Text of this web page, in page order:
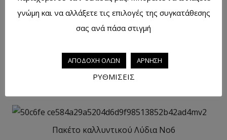
Πακέτο καλλυντικού Λύδια No12
Πακέτο καλλυντικού Λύδια No6
γνώμη και να αλλάξετε τις επιλογές της συγκατάθεσης
σας ανά πάσα στιγμή
ΑΠΟΔΟΧΗ ΟΛΩΝ ΑΡΝΗΣΗ
ΡΥΘΜΙΣΕΙΣ